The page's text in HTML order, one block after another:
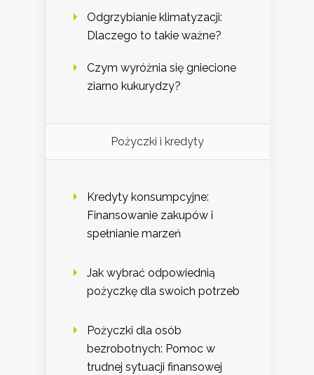
Odgrzybianie klimatyzacji:
Dlaczego to takie ważne?
Czym wyróżnia się gniecione
ziarno kukurydzy?
Pożyczki i kredyty
Kredyty konsumpcyjne:
Finansowanie zakupów i
spełnianie marzeń
Jak wybrać odpowiednią
pożyczkę dla swoich potrzeb
Pożyczki dla osób
bezrobotnych: Pomoc w
trudnej sytuacji finansowej